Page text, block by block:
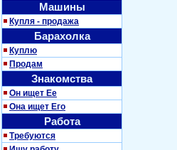
Машины
Купля - продажа
Барахолка
Куплю
Продам
Знакомства
Он ищет Ее
Она ищет Его
Работа
Требуются